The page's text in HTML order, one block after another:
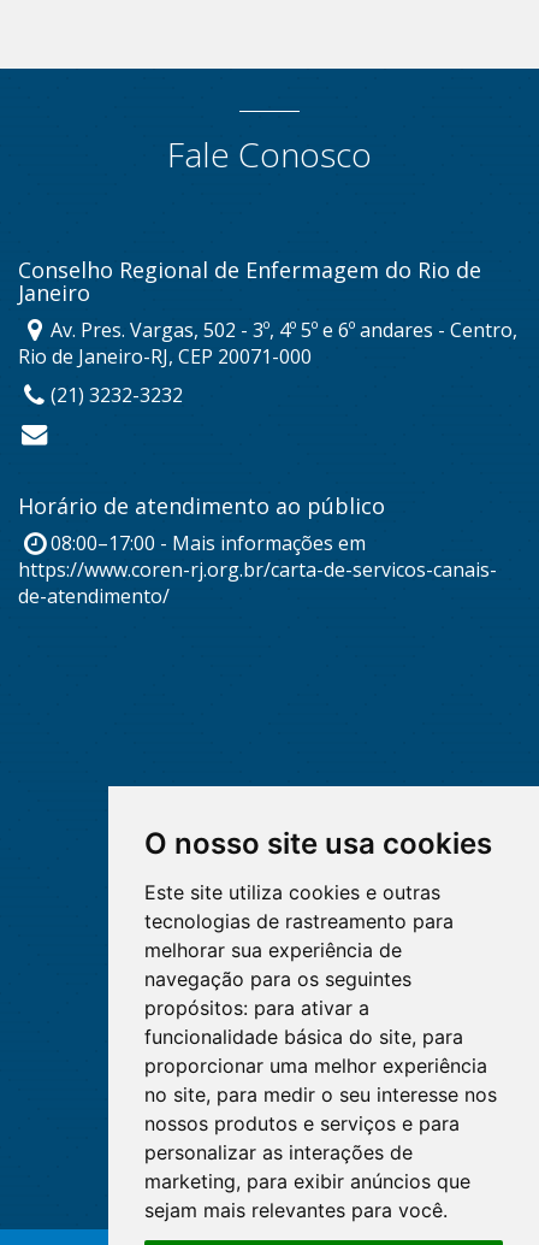
O nosso site usa cookies
Este site utiliza cookies e outras
tecnologias de rastreamento para
melhorar sua experiência de
navegação para os seguintes
propósitos: para ativar a
funcionalidade básica do site, para
proporcionar uma melhor experiência
no site, para medir o seu interesse nos
nossos produtos e serviços e para
personalizar as interações de
marketing, para exibir anúncios que
sejam mais relevantes para você.
Fale Conosco
Conselho Regional de Enfermagem do Rio de
Janeiro
Av. Pres. Vargas, 502 - 3º, 4º 5º e 6º andares - Centro,
Rio de Janeiro-RJ, CEP 20071-000
(21) 3232-3232
Horário de atendimento ao público
08:00–17:00 - Mais informações em
https://www.coren-rj.org.br/carta-de-servicos-canais-
de-atendimento/